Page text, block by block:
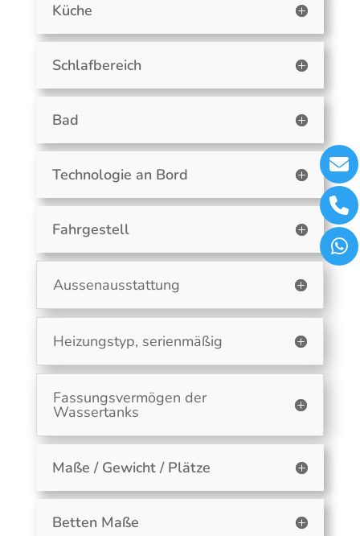
Küche
Schlafbereich
Bad
Technologie an Bord
Fahrgestell
Aussenausstattung
Heizungstyp, serienmäßig
Fassungsvermögen der
Wassertanks
Maße / Gewicht / Plätze
Betten Maße